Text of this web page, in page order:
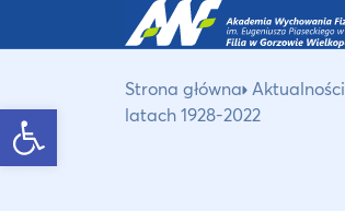
Otwórz pasek narzędzi
Strona główna Aktualności
latach 1928-2022